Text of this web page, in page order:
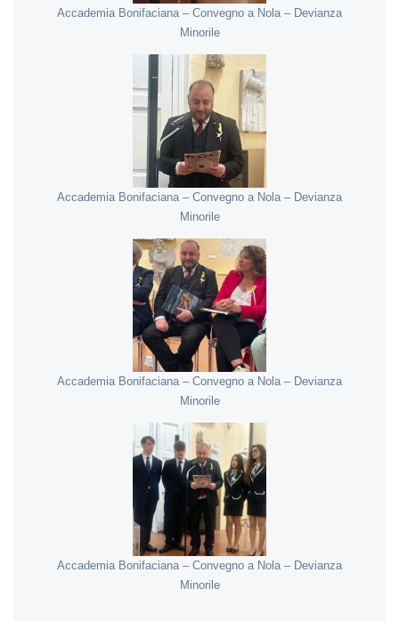
Accademia Bonifaciana – Convegno a Nola – Devianza
Minorile
Accademia Bonifaciana – Convegno a Nola – Devianza
Minorile
Accademia Bonifaciana – Convegno a Nola – Devianza
Minorile
Accademia Bonifaciana – Convegno a Nola – Devianza
Minorile